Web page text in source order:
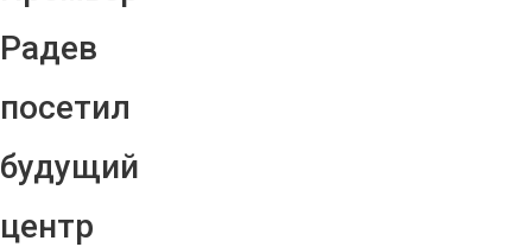
Радев
посетил
будущий
центр